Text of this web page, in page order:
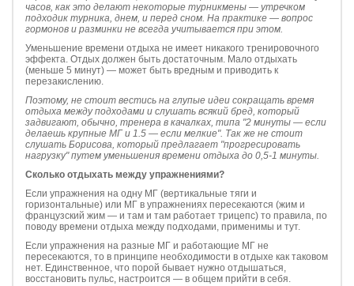
часов, как это делают некоторые турникмены — утречком
подходик турника, днем, и перед сном. На практике — вопрос
гормонов и разминки не всегда учитывается при этом.
Уменьшение времени отдыха не имеет никакого тренировочного
эффекта. Отдых должен быть достаточным. Мало отдыхать
(меньше 5 минут) — может быть вредным и приводить к
перезакислению.
Поэтому, не стоит вестись на глупые идеи сокращать время
отдыха между подходами и слушать всякий бред, который
задвигают, обычно, тренера в качалках, типа "2 минуты — если
делаешь крупные МГ и 1.5 — если мелкие". Так же не стоит
слушать Борисова, который предлагает "прогресировать
нагрузку" путем уменьшения времени отдыха до 0,5-1 минуты.
Сколько отдыхать между упражнениями?
Если упражнения на одну МГ (вертикальные тяги и
горизонтальные) или МГ в упражнениях пересекаются (жим и
французский жим — и там и там работает трицепс) то правила, по
поводу времени отдыха между подходами, применимы и тут.
Если упражнения на разные МГ и работающие МГ не
пересекаются, то в принципе необходимости в отдыхе как таковом
нет. Единственное, что порой бывает нужно отдышаться,
восстановить пульс, настроится — в общем прийти в себя.